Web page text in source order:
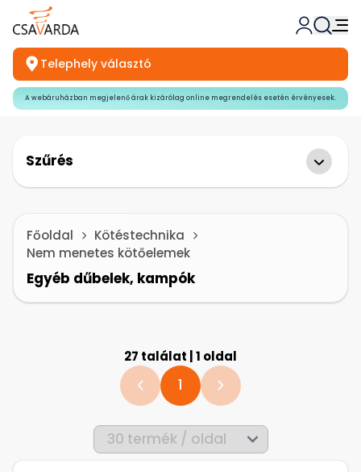
Telephely választó
A webáruházban megjelenő árak kizárólag online megrendelés esetén érvényesek.
Szűrés
Főoldal
Kötéstechnika
Nem menetes kötőelemek
Egyéb dűbelek, kampók
27 találat | 1 oldal
1